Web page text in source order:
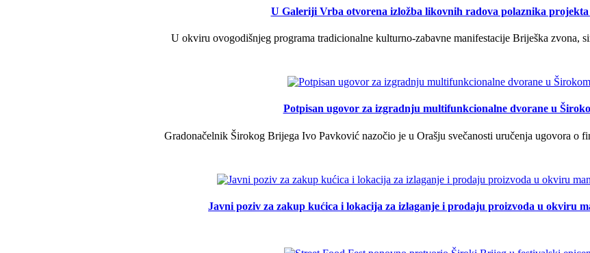
U Galeriji Vrba otvorena izložba likovnih radova polaznika projekta
U okviru ovogodišnjeg programa tradicionalne kulturno-zabavne manifestacije Briješka zvona,
Potpisan ugovor za izgradnju multifunkcionalne dvorane u
Gradonačelnik Širokog Brijega Ivo Pavković nazočio je u Orašju svečanosti uručenja ugovora o
Javni poziv za zakup kućica i lokacija za izlaganje i prodaju proizvoda u okviru